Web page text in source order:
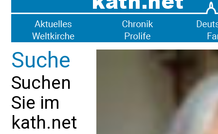
Suche
Suchen
Sie im
kath.net